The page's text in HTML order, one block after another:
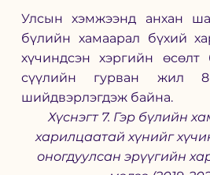
Улсын хэмжээнд анхан
бүлийн хамаарал бүхий
хүчиндсэн хэргийн өсөлт
сүүлийн гурван жил
шийдвэрлэгдэж байна.
Хүснэгт 7. Гэр бүлийн
харилцаатай хүнийг
оногдуулсан эрүүгийн